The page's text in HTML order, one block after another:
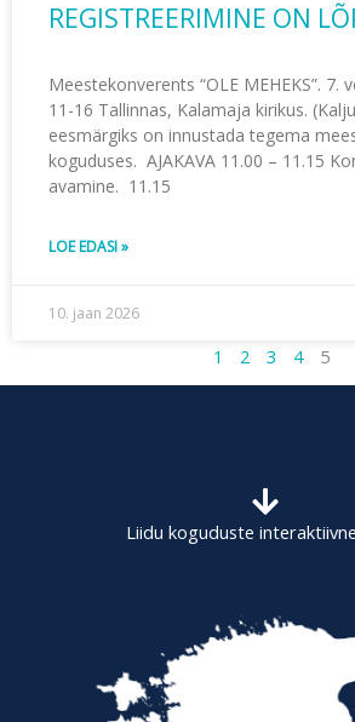
REGISTREERIMINE ON
Meestekonverents “OLE MEHEKS”. 7.
11-16 Tallinnas, Kalamaja kirikus.
eesmärgiks on innustada tegema
koguduses. AJAKAVA 11.00 – 11.15
avamine. 11.15
LOE EDASI »
10. jaan 2026
1 2 3 4 5
Liidu koguduste